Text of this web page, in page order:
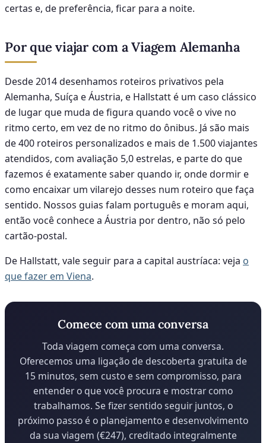
certas e, de preferência, ficar para a noite.
Por que viajar com a Viagem Alemanha
Desde 2014 desenhamos roteiros privativos pela
Alemanha, Suíça e Áustria, e Hallstatt é um caso clássico
de lugar que muda de figura quando você o vive no
ritmo certo, em vez de no ritmo do ônibus. Já são mais
de 400 roteiros personalizados e mais de 1.500 viajantes
atendidos, com avaliação 5,0 estrelas, e parte do que
fazemos é exatamente saber quando ir, onde dormir e
como encaixar um vilarejo desses num roteiro que faça
sentido. Nossos guias falam português e moram aqui,
então você conhece a Áustria por dentro, não só pelo
cartão-postal.
De Hallstatt, vale seguir para a capital austríaca: veja o
que fazer em Viena.
Comece com uma conversa
Toda viagem começa com uma conversa.
Oferecemos uma ligação de descoberta gratuita de
15 minutos, sem custo e sem compromisso, para
entender o que você procura e mostrar como
trabalhamos. Se fizer sentido seguir juntos, o
próximo passo é o planejamento e desenvolvimento
da sua viagem (€247), creditado integralmente